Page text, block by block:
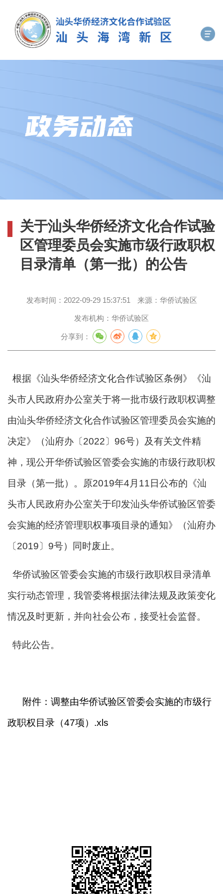
关于汕头华侨经济文化合作试验
区管理委员会实施市级行政职权
目录清单（第一批）的公告
发布时间： 2022-09-29 15:37:51 来源： 华侨试验区
发布机构： 华侨试验区
分享到：
根据《汕头华侨经济文化合作试验区条例》《汕
头市人民政府办公室关于将一批市级行政职权调整
由汕头华侨经济文化合作试验区管理委员会实施的
决定》（汕府办〔2022〕96号）及有关文件精
神，现公开华侨试验区管委会实施的市级行政职权
目录（第一批）。原2019年4月11日公布的《汕
头市人民政府办公室关于印发汕头华侨试验区管委
会实施的经济管理职权事项目录的通知》（汕府办
〔2019〕9号）同时废止。
华侨试验区管委会实施的市级行政职权目录清单
实行动态管理，我管委将根据法律法规及政策变化
情况及时更新，并向社会公布，接受社会监督。
特此公告。
附件：调整由华侨试验区管委会实施的市级行
政职权目录（47项）.xls